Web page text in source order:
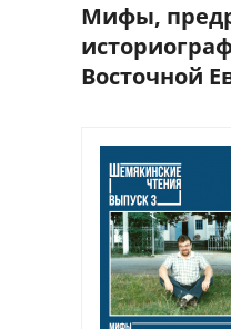
Мифы,
Восточной